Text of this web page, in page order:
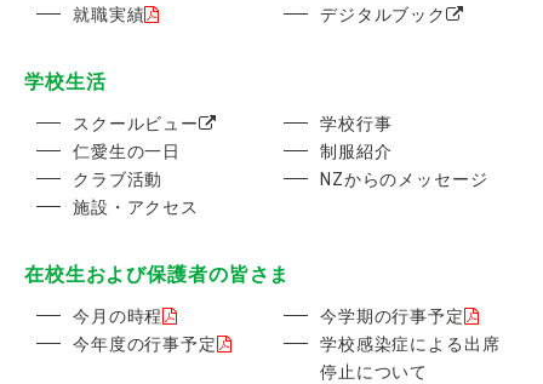
就職実績
デジタルブック
学校生活
スクールビュー
学校行事
仁愛生の一日
制服紹介
クラブ活動
NZからのメッセージ
施設・アクセス
在校生および保護者の皆さま
今月の時程
今学期の行事予定
今年度の行事予定
学校感染症による出席
停止について